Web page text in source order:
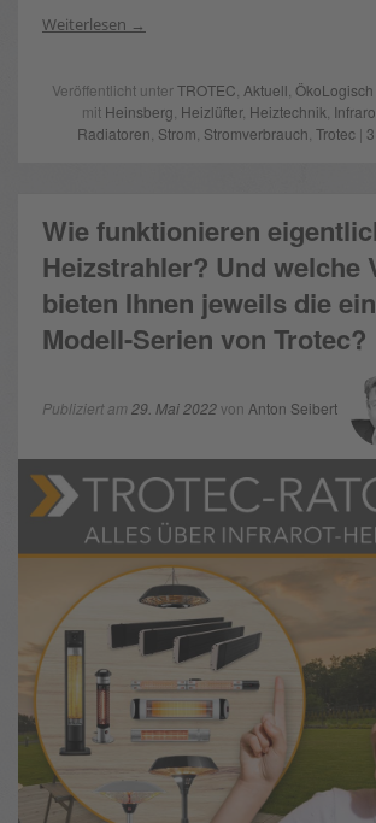
Weiterlesen
Veröffentlicht unterTROTEC Aktuell ÖkoLogisch
mit Heinsberg Heizlüfter, Heiztechnik
Radiatoren Strom Stromverbrauch Trotec |
Wie funktionieren
Heizstrahler? Und welche
bieten Ihnen jeweils die
Modell-Serien von Trotec?
Publiziert am 29. Mai 2022von Anton Seibert